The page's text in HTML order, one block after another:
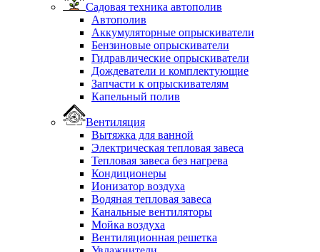
Садовая техника автополив
Автополив
Аккумуляторные опрыскиватели
Бензиновые опрыскиватели
Гидравлические опрыскиватели
Дождеватели и комплектующие
Запчасти к опрыскивателям
Капельный полив
Вентиляция
Вытяжка для ванной
Электрическая тепловая завеса
Тепловая завеса без нагрева
Кондиционеры
Ионизатор воздуха
Водяная тепловая завеса
Канальные вентиляторы
Мойка воздуха
Вентиляционная решетка